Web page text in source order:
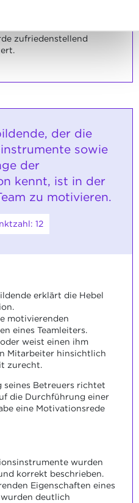
zufriedenstellend
der die
sowie
der
kennt, ist in der
zu motivieren.
12
erklärt die Hebel
motivierenden
eines Teamleiters.
weist einen ihm
Mitarbeiter hinsichtlich
zurecht.
Betreuers richtet
die Durchführung einer
eine Motivationsrede
wurden
korrekt beschrieben.
Eigenschaften eines
deutlich